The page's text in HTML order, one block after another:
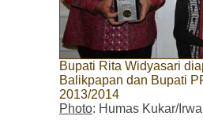
Bupati Rita Widyasari
Balikpapan dan Bupati
2013/2014
Photo: Humas Kukar/